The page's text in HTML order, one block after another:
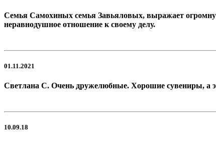
Семья Самохиных семья Завьяловых, выражает
неравнодушное отношение к своему делу.
01.11.2021
Светлана С. Очень дружелюбные. Хорошие сувениры, а
10.09.18